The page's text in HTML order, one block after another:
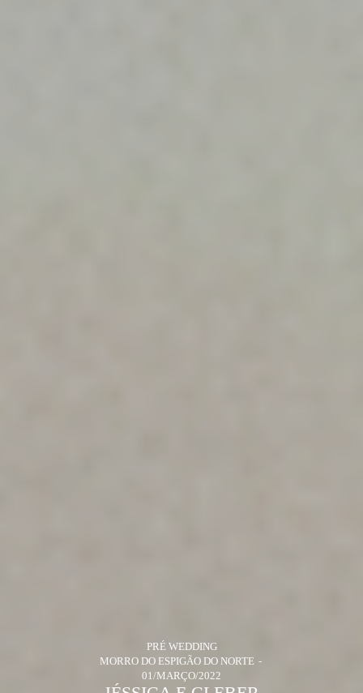
PRÉ WEDDING
MORRO DO ESPIGÃO DO NORTE
01/MARÇO/2022